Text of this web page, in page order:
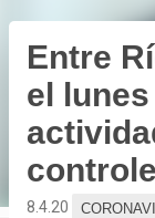
Entre
el
8.4.20